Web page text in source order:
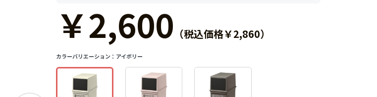
￥2,600 （税込価格￥2,860）
カラーバリエーション： アイボリー